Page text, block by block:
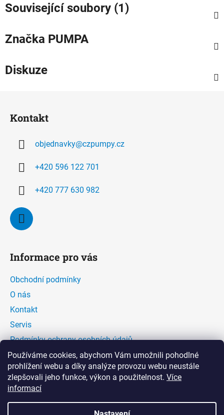
Používáme cookies, abychom Vám umožnili pohodlné
prohlížení webu a díky analýze provozu webu neustále
zlepšovali jeho funkce, výkon a použitelnost. Více
informací
Související soubory (1)
Značka PUMPA
Diskuze
Kontakt
objednavky@czpumpy.cz
+420 596 122 701
+420 777 630 982
Informace pro vás
Obchodní podmínky
O nás
Kontakt
Servis
Podmínky ochrany osobních údajů
Kontaktní formulář
Facebook